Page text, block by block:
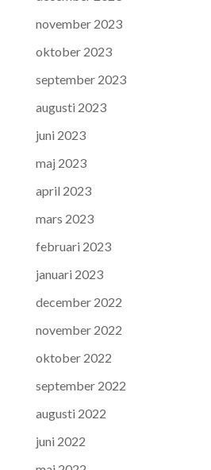
november 2023
oktober 2023
september 2023
augusti 2023
juni 2023
maj 2023
april 2023
mars 2023
februari 2023
januari 2023
december 2022
november 2022
oktober 2022
september 2022
augusti 2022
juni 2022